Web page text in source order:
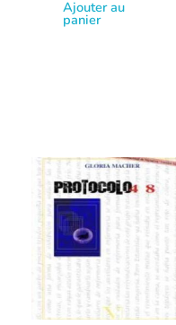
Ajouter au
panier